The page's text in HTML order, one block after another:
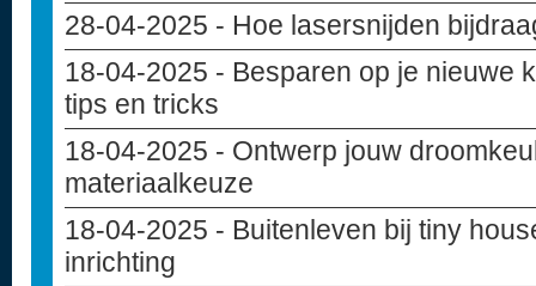
28-04-2025 - Hoe lasersnijden
18-04-2025 - Besparen op je nieuwe
tips en tricks
18-04-2025 - Ontwerp jouw
materiaalkeuze
18-04-2025 - Buitenleven bij tiny
inrichting